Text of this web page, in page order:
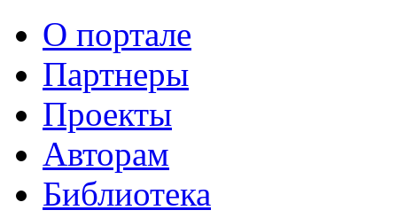
О портале
Партнеры
Проекты
Авторам
Библиотека